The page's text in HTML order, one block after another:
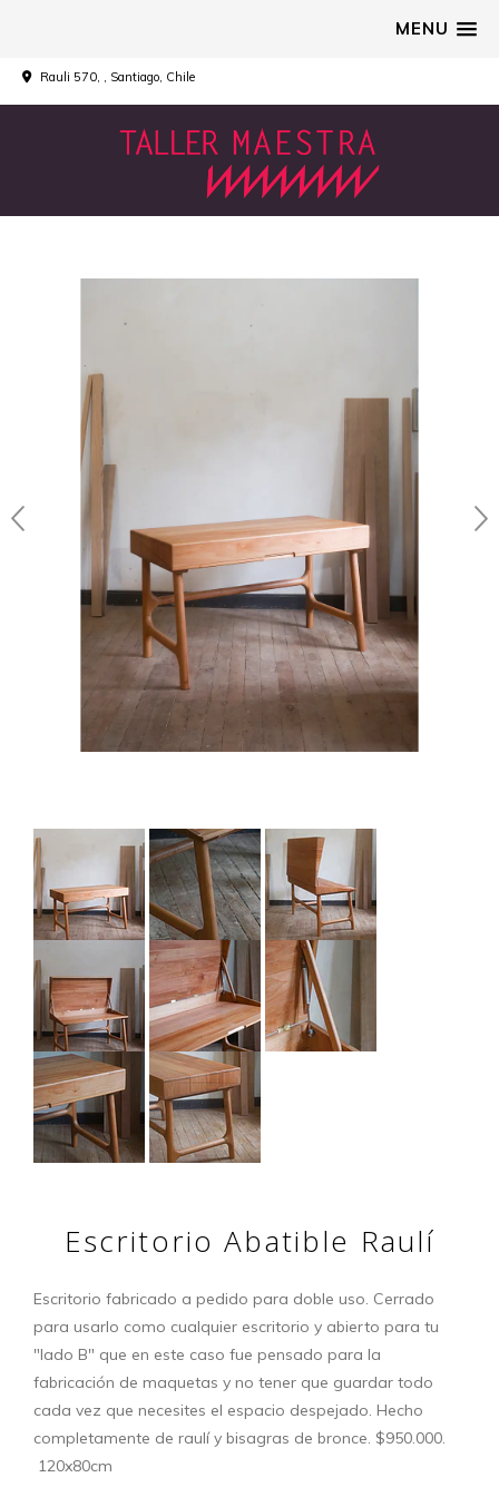
MENU
Rauli 570, , Santiago, Chile
Escritorio Abatible Raulí
Escritorio fabricado a pedido para doble uso. Cerrado
para usarlo como cualquier escritorio y abierto para tu
"lado B" que en este caso fue pensado para la
fabricación de maquetas y no tener que guardar todo
cada vez que necesites el espacio despejado. Hecho
completamente de raulí y bisagras de bronce. $950.000.
120x80cm